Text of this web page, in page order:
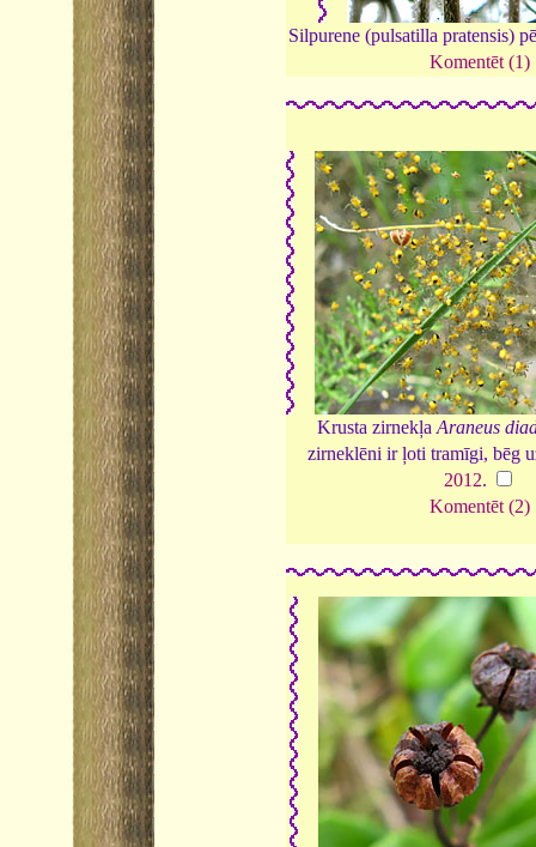
Silpurene (pulsatilla pratensis)
Komentēt (1)
Krusta zirnekļaAraneus
zirneklēni ir ļoti tramīgi, bēg
2012.
Komentēt (2)